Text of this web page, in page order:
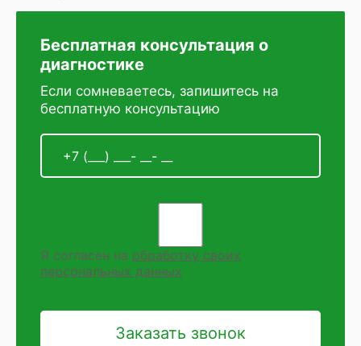
Бесплатная консультация о
диагностике
Если сомневаетесь, запишитесь на
бесплатную консультацию
Я согласен на обработку своих
персональных данных